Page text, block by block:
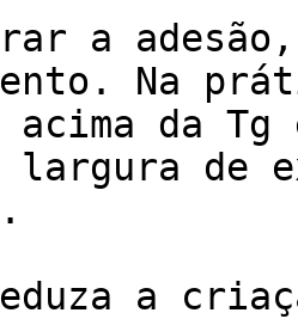
a
Na
acima da
largura de
a